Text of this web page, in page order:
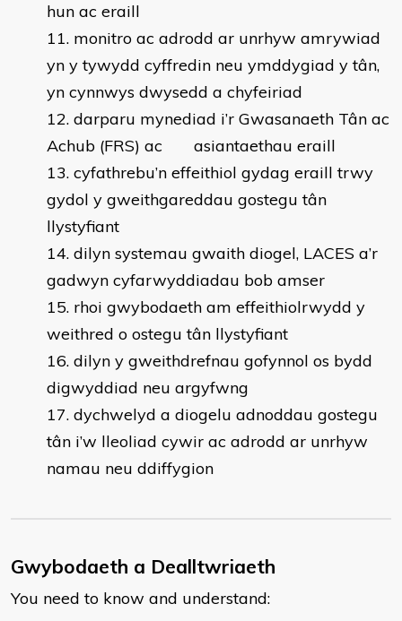
hun ac eraill
monitro ac adrodd ar unrhyw amrywiad
yn y tywydd cyffredin neu ymddygiad y tân,
yn cynnwys dwysedd a chyfeiriad
darparu mynediad i’r Gwasanaeth Tân ac
Achub (FRS) ac asiantaethau eraill
cyfathrebu’n effeithiol gydag eraill trwy
gydol y gweithgareddau gostegu tân
llystyfiant
dilyn systemau gwaith diogel, LACES a’r
gadwyn cyfarwyddiadau bob amser
rhoi gwybodaeth am effeithiolrwydd y
weithred o ostegu tân llystyfiant
dilyn y gweithdrefnau gofynnol os bydd
digwyddiad neu argyfwng
dychwelyd a diogelu adnoddau gostegu
tân i’w lleoliad cywir ac adrodd ar unrhyw
namau neu ddiffygion
Gwybodaeth a Dealltwriaeth
You need to know and understand: